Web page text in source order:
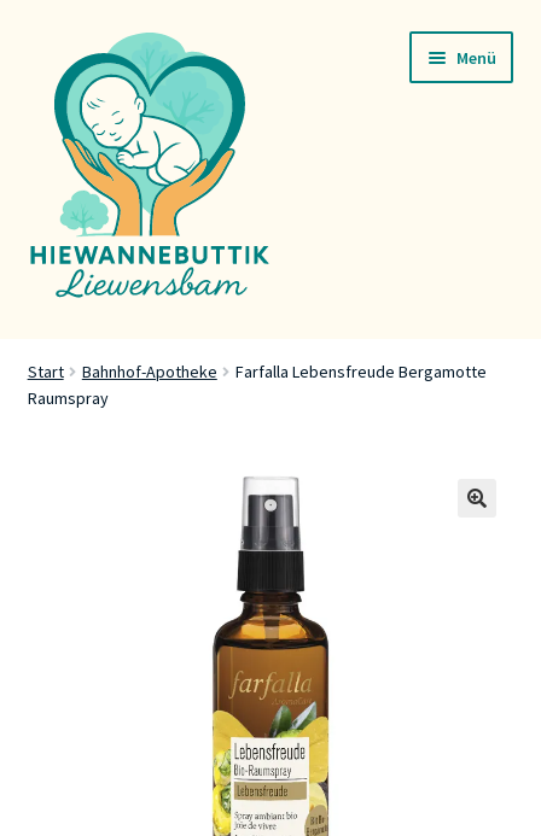
Navigation
springen
Inhalt
springen
Menü
Servicer
Start Bahnhof-Apotheke
Farfalla Lebensfreude Bergamotte
Raumspray